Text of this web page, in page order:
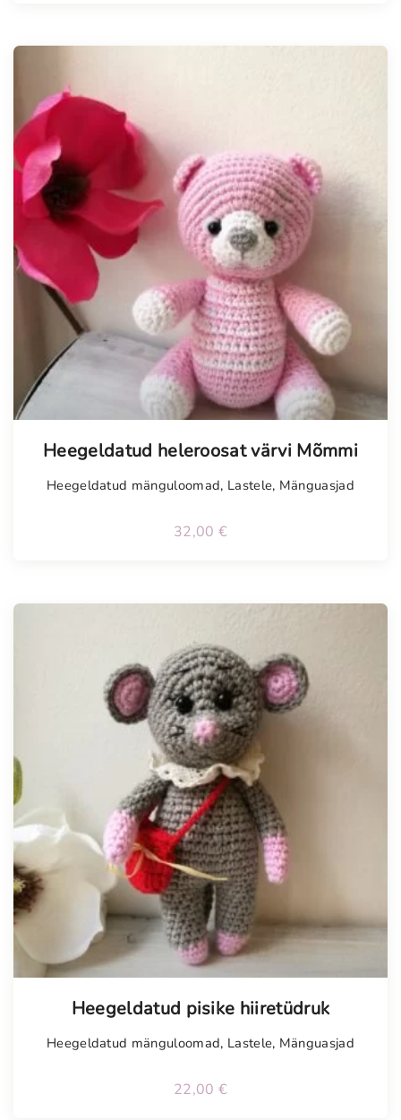
Heegeldatud heleroosat värvi Mõmmi
Heegeldatud mänguloomad, Lastele, Mänguasjad
32,00 €
Heegeldatud pisike hiiretüdruk
Heegeldatud mänguloomad, Lastele, Mänguasjad
22,00 €